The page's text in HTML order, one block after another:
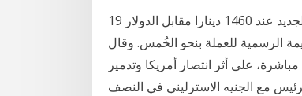
19 كانون الأول (ديسمبر) 2020 وحدد البنك سعر الصرف الرسمي الجديد عند 1460 دينارا مقابل الدولار
على أثر انتصار أمريكا وتدمير
مع الجنيه الاسترليني في النصف